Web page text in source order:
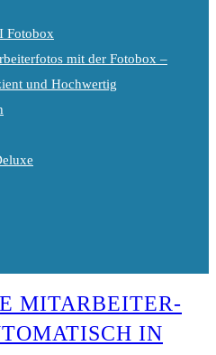
Fotobox
mit der Fotobox –
und Hochwertig
MITARBEITER-
IN